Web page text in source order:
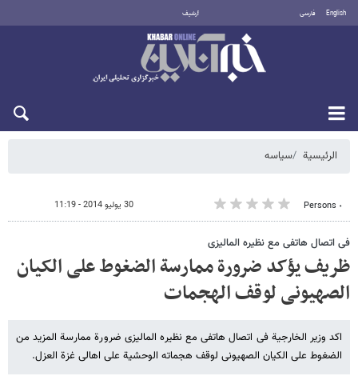
English فارسی أرشيف
الرئيسية سیاسه
٠ Persons 30 يوليو 2014 - 11:19
فی اتصال هاتفی مع نظیره المالیزی
ظریف یؤکد ضرورة ممارسة الضغوط علی الکیان
الصهیونی لوقف الهجمات
اکد وزیر الخارجیة فی اتصال هاتفی مع نظیره المالیزی ضرورة ممارسة المزید من
الضغوط علی الکیان الصهیونی لوقف هجماته الوحشیة علی اهالی غزة العزل.